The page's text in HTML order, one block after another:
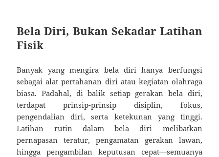
Bela Diri, Bukan Sekadar Latihan
Fisik
Banyak yang mengira bela diri hanya berfungsi
sebagai alat pertahanan diri atau kegiatan olahraga
biasa. Padahal, di balik setiap gerakan bela diri,
terdapat prinsip-prinsip disiplin, fokus,
pengendalian diri, serta ketekunan yang tinggi.
Latihan rutin dalam bela diri melibatkan
pernapasan teratur, pengamatan gerakan lawan,
hingga pengambilan keputusan cepat—semuanya